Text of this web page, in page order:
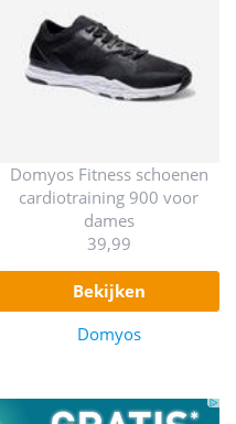
Domyos Fitness schoenen
cardiotraining 900 voor
dames
39,99
bekijken
Domyos